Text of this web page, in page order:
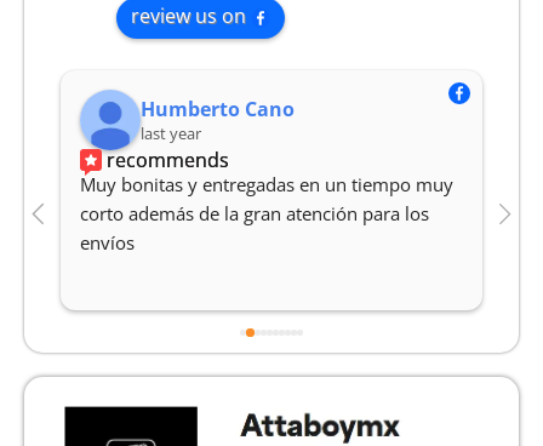
review us on
Humberto Cano
last year
recommends
Muy bonitas y entregadas en un tiempo muy
corto además de la gran atención para los
envíos